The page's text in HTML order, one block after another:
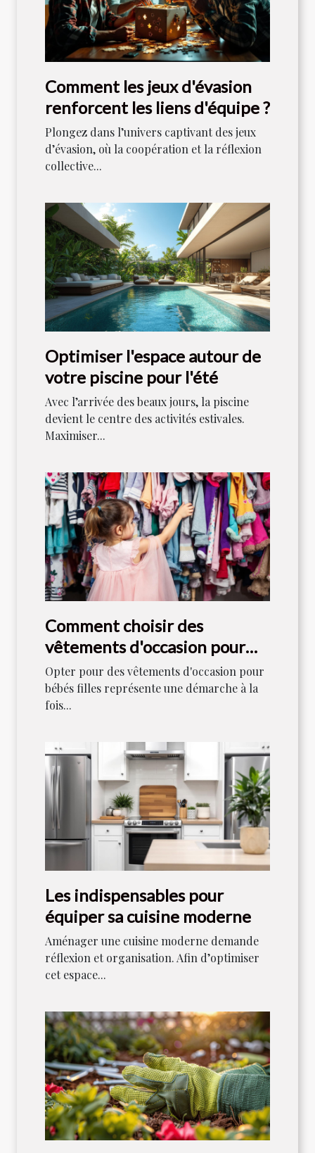
Comment les jeux d'évasion
renforcent les liens d'équipe ?
Plongez dans l’univers captivant des jeux
d’évasion, où la coopération et la réflexion
collective...
Optimiser l'espace autour de
votre piscine pour l'été
Avec l’arrivée des beaux jours, la piscine
devient le centre des activités estivales.
Maximiser...
Comment choisir des
vêtements d'occasion pour
bébés filles
Opter pour des vêtements d'occasion pour
bébés filles représente une démarche à la
fois...
Les indispensables pour
équiper sa cuisine moderne
Aménager une cuisine moderne demande
réflexion et organisation. Afin d’optimiser
cet espace...